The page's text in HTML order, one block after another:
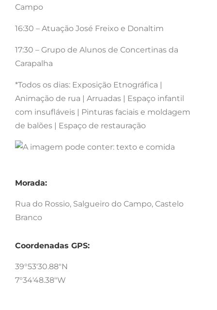
Campo
16:30 – Atuação José Freixo e Donaltim
17:30 – Grupo de Alunos de Concertinas da
Carapalha
*Todos os dias: Exposição Etnográfica |
Animação de rua | Arruadas | Espaço infantil
com insufláveis | Pinturas faciais e moldagem
de balões | Espaço de restauração
Morada:
Rua do Rossio, Salgueiro do Campo, Castelo
Branco
Coordenadas GPS:
39°53'30.88"N
7°34'48.38"W